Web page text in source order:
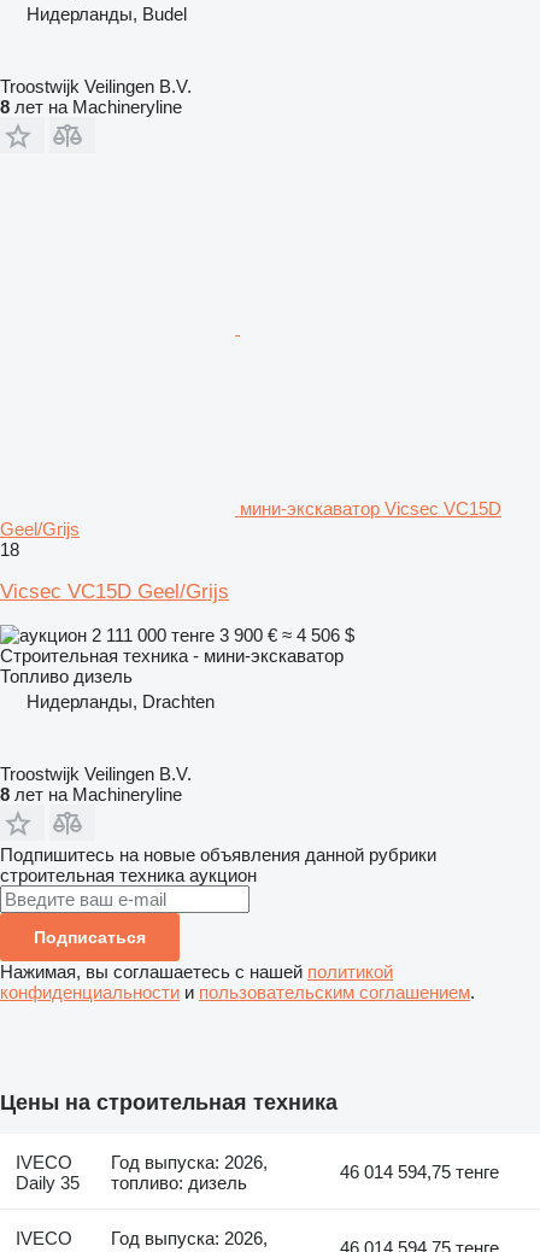
Нидерланды, Budel
Troostwijk Veilingen B.V.
8 лет на Machineryline
мини-экскаватор Vicsec VC15D
Geel/Grijs
18
Vicsec VC15D Geel/Grijs
2 111 000 тенге 3 900 € ≈ 4 506 $
Строительная техника - мини-экскаватор
Топливо дизель
Нидерланды, Drachten
Troostwijk Veilingen B.V.
8 лет на Machineryline
Подпишитесь на новые объявления данной рубрики
строительная техника аукцион
Подписаться
Нажимая, вы соглашаетесь с нашей политикой
конфиденциальности и пользовательским соглашением.
Цены на строительная техника
IVECO
Daily 35
Год выпуска: 2026,
топливо: дизель
46 014 594,75 тенге
IVECO
Год выпуска: 2026,
46 014 594,75 тенге